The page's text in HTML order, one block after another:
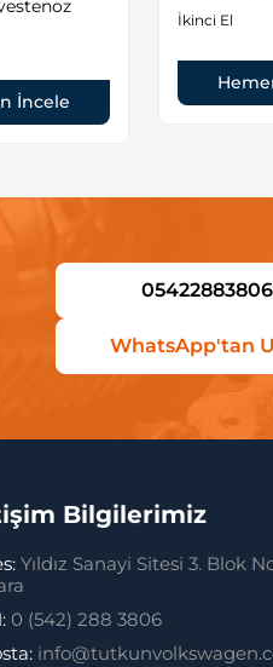
İncele
İkinci El
05422883806
WhatsApp'tan
Bilgilerimiz
Yıldız Sanayi Sitesi 3. Blok
0 (542) 288 3806